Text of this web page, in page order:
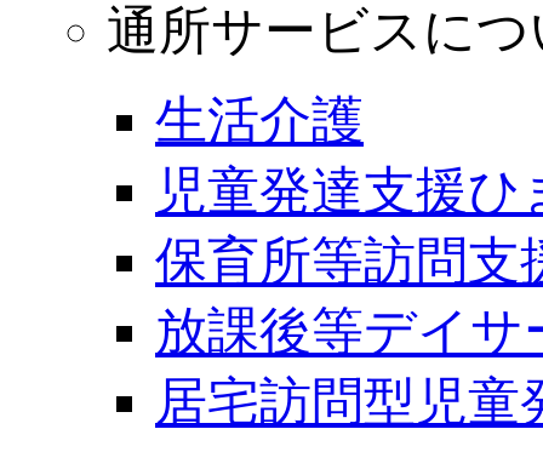
通所サービスに
生活介護
児童発達支援ひ
保育所等訪問支
放課後等デイサ
居宅訪問型児童